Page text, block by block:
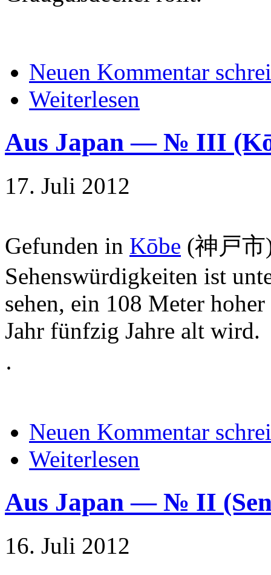
Neuen Kommentar
Weiterlesen
Aus Japan — № III
17. Juli 2012
Gefunden in Kōbe (神戸市
Sehenswürdigkeiten ist
sehen, ein 108 Meter
Jahr fünfzig Jahre alt wird.
·
Neuen Kommentar
Weiterlesen
Aus Japan — № II
16. Juli 2012